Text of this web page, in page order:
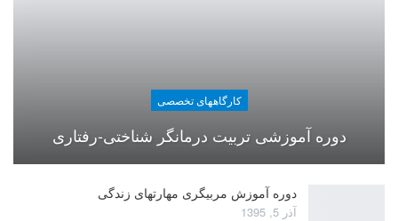
کارگاههای تخصصی
دوره آموزشی تربیت درمانگر شناختی-رفتاری
دوره آموزش مربیگری مهارتهای زندگی
آذر 5, 1395